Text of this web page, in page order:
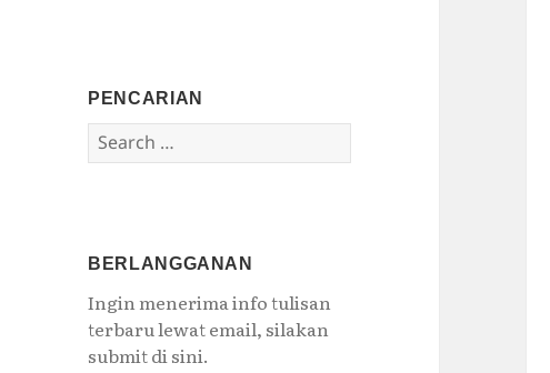
PENCARIAN
Search
for:
BERLANGGANAN
Ingin menerima info tulisan
terbaru lewat email, silakan
submit di sini.